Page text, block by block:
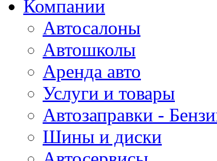
Компании
Автосалоны
Автошколы
Аренда авто
Услуги и товары
Автозаправки -
Шины и диски